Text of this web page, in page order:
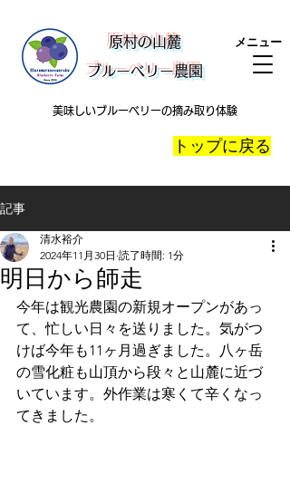
​原村の山麓
ブルーベリー農園
メニュー
美味しいブルーベリーの摘み取り体験
​トップに戻る
記事
明日から師走
清水裕介
2024年11月30日 読了時間: 1分
今年は観光農園の新規オープンがあっ
て、忙しい日々を送りました。気がつ
けば今年も11ヶ月過ぎました。八ヶ岳
の雪化粧も山頂から段々と山麓に近づ
いています。外作業は寒くて辛くなっ
てきました。